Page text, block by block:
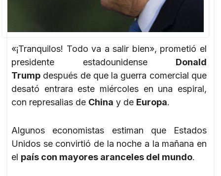
«¡Tranquilos! Todo va a salir bien», prometió el
presidente estadounidense Donald
Trump después de que la guerra comercial que
desató entrara este miércoles en una espiral,
con represalias de China y de Europa.
Algunos economistas estiman que Estados
Unidos se convirtió de la noche a la mañana en
el país con mayores aranceles del mundo.